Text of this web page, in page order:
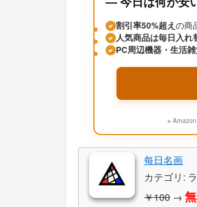
割引率50%超え の商
人気商品は毎日入れ
PC周辺機器・生活
※
每日名画
カテゴリ:
￥100 →